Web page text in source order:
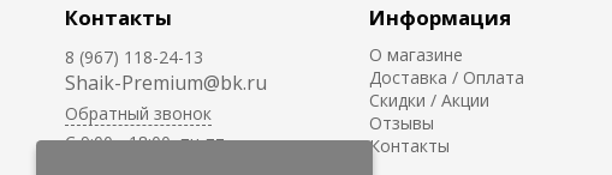
Контакты
8 (967) 118-24-13
Shaik-Premium@bk.ru
Обратный звонок
C 9:00 - 18:00, пн-пт
Информация
О магазине
Доставка / Оплата
Скидки / Акции
Отзывы
Контакты